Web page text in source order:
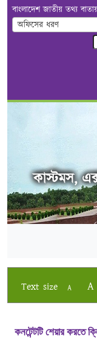
বাংলাদেশ জাতীয় তথ্য
অফিসের ধরণ
কাস্টমস,
Text size A A
কনটেন্টটি শেয়ার করতে